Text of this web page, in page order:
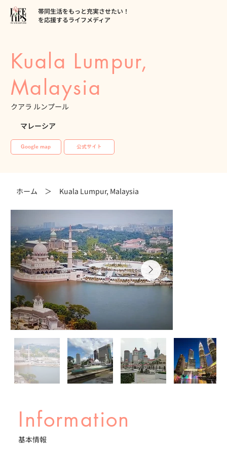
帯同生活をもっと充実させたい！
を応援するライフメディア
Kuala Lumpur,
Malaysia
クアラ ルンプール
マレーシア
Google map 公式サイト
ホーム ＞ Kuala Lumpur, Malaysia
Information
基本情報